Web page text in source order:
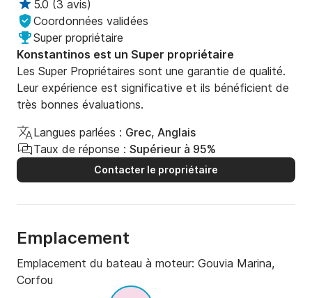
5.0 (3 avis)
Coordonnées validées
Super propriétaire
Konstantinos est un Super propriétaire
Les Super Propriétaires sont une garantie de qualité.
Leur expérience est significative et ils bénéficient de
très bonnes évaluations.
Langues parlées : Grec, Anglais
Taux de réponse : Supérieur à 95%
Contacter le propriétaire
Emplacement
Emplacement du bateau à moteur: Gouvia Marina,
Corfou